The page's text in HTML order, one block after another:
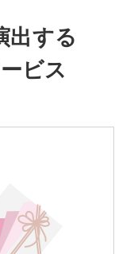
出する
ビス